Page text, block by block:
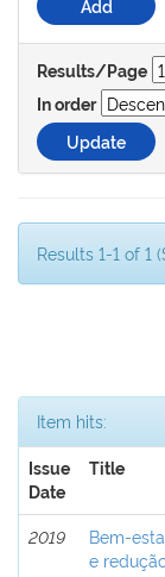
Results/Page
In order
Results 1-1 of 1
Item hits:
Issue
Date
Title
2019
Bem-
e